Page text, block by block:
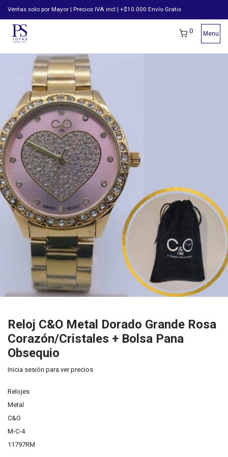
Ventas solo por Mayor | Precios IVA incl | +$10.000 Envío Gratis
0 Menu
Reloj C&O Metal Dorado Grande Rosa
Corazón/Cristales + Bolsa Pana
Obsequio
Inicia sesión para ver precios
Relojes
Metal
C&O
M-C-4
11797RM